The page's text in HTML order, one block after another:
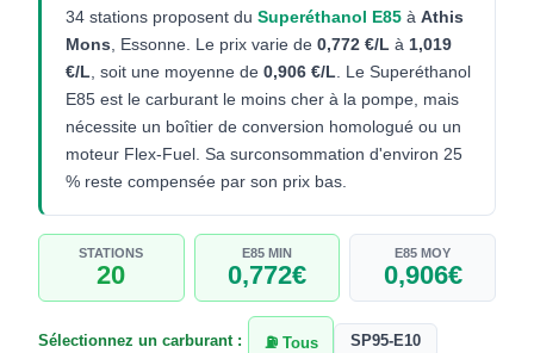
34 stations proposent du Superéthanol E85 à Athis
Mons, Essonne. Le prix varie de 0,772 €/L à 1,019
€/L, soit une moyenne de 0,906 €/L. Le Superéthanol
E85 est le carburant le moins cher à la pompe, mais
nécessite un boîtier de conversion homologué ou un
moteur Flex-Fuel. Sa surconsommation d'environ 25
% reste compensée par son prix bas.
STATIONS
20
E85 MIN
0,772€
E85 MOY
0,906€
Sélectionnez un carburant : ⛽ Tous SP95-E10